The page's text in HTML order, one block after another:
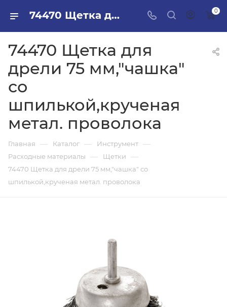
74470 Щетка для дрели 75 мм,"чашка" со шпилькой,крученая метал. проволока в ПИЛОН — купить стройматериалы в интернет-магазине ПИЛОН с доставкой оптом и в розницу 0
74470 Щетка для
дрели 75 мм,"чашка"
со
шпилькой,крученая
метал. проволока
Главная — Каталог — Инструмент —
Расходные материалы — Щетки —
74470 Щетка для дрели 75 мм,"чашка" со
шпилькой,крученая метал. проволока